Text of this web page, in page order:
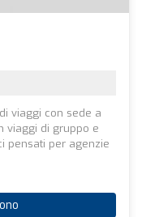
viaggi con sede a
viaggi di gruppo e
pensati per agenzie